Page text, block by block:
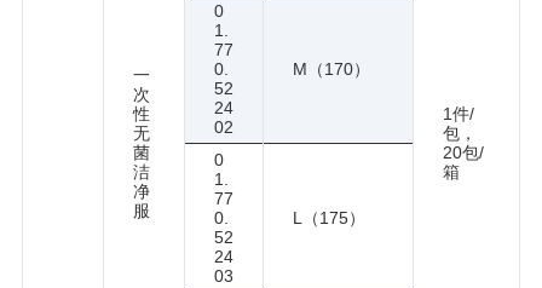
一
次
性
无
菌
洁
净
服
1件/
包，
20包/
箱
0
1.
77
0.
52
24
02
M（170）
0
1.
77
0.
52
24
03
L（175）